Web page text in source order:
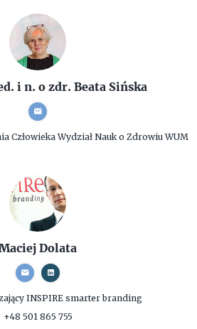
i n. o zdr. Beata Sińska
Człowieka Wydział Nauk o Zdrowiu WUM
Dolata
INSPIRE smarter branding
+48 501 865 755